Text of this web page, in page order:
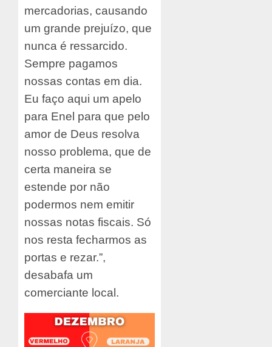
mercadorias, causando
um grande prejuízo, que
nunca é ressarcido.
Sempre pagamos
nossas contas em dia.
Eu faço aqui um apelo
para Enel para que pelo
amor de Deus resolva
nosso problema, que de
certa maneira se
estende por não
podermos nem emitir
nossas notas fiscais. Só
nos resta fecharmos as
portas e rezar.”,
desabafa um
comerciante local.